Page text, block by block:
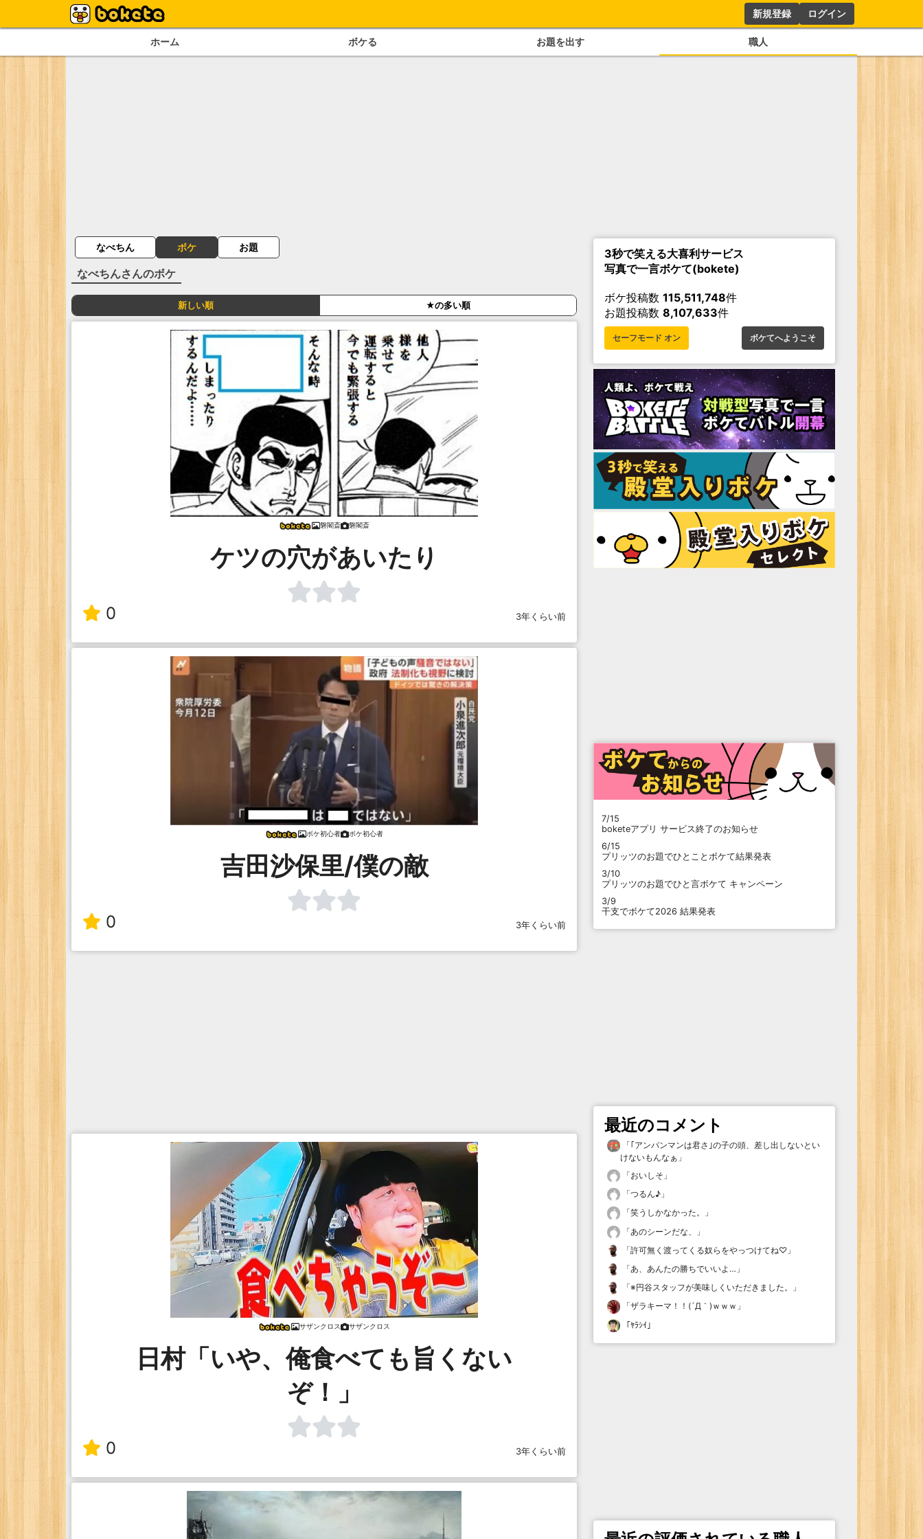
新規登録 ログイン
ホーム ボケる お題を出す 職人
なべちん ボケ お題
なべちんさんのボケ
新しい順 ★の多い順
磐閣斎 磐閣斎
ケツの穴があいたり
0 3年くらい前
ボケ初心者 ボケ初心者
吉田沙保里/僕の敵
0 3年くらい前
サザンクロス サザンクロス
日村「いや、俺食べても旨くない
ぞ！」
0 3年くらい前
3秒で笑える大喜利サービス
写真で一言ボケて(bokete)
ボケ投稿数 115,511,748件
お題投稿数 8,107,633件
セーフモード オン ボケてへようこそ
7/15
boketeアプリ サービス終了のお知らせ
6/15
プリッツのお題でひとことボケて結果発表
3/10
プリッツのお題でひと言ボケて キャンペーン
3/9
干支でボケて2026 結果発表
最近のコメント
「｢アンパンマンは君さ｣の子の頭、差し出しないとい
けないもんなぁ 」
「おいしそ 」
「つるん♪ 」
「笑うしかなかった。
」
「あのシーンだな、
」
「許可無く渡ってくる奴らをやっつけてね♡ 」
「あ、あんたの勝ちでいいよ… 」
「※円谷スタッフが美味しくいただきました。
」
「ザラキーマ！！(´Д｀)ｗｗｗ 」
「ﾔﾗｼｲ 」